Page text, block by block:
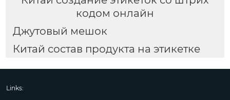
кодом онлайн
Джутовый мешок
Китай состав продукта на этикетке
Links: